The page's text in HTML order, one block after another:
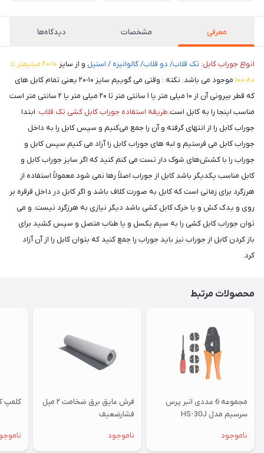
معرفی مشخصات دیدگاه‌ها
انواع جوراب کابل: تک قلاب/ دو قلاب/ گالوانیزه / استیل و از سایز
۱۰-۲۰ میلیمتر تا
۸۰-۱۰۰
موجود می باشد. نکته : وقتی می گوییم سایز ۱۰-۲۰ یعنی تمام کابل های
که قطر بیرونی آن از ۱۰ میلی متر یا ۱ سانتی متر تا ۲۰ میلی متر یا ۲ سانتی متر است
مناسب اینجا را به کابل است.طریقه استفاده جوراب کابل کشی تک قلاب: ابتدا
جوراب کابل را از انتهای گرفته و آن را جمع می‌کنیم و سپس کابل را به داخل
جوراب کابل می فرستیم و لبه های جوراب کابل را آزاد می کنیم.سپس کابل و
جوراب را با کشش‌های شوک دار تست می کنم کنید که اگر سایز جوراب کابل و
کابل مناسب یکدیگر باشد کابل از جوراب اصلاً رها نمی شود.معمولاً استفاده از
هرزگرد برای زمانی است که کابل به صورت کلاف باشد و اگر کابل در داخل قرقره بر
روی و یدک کش و یا خرک کابل کشی باشد دیگر نیازی به هرزگرد نیست. و می
توان جوراب کابل کشی را به سیم بکسل و یا طناب متصل و سپس کشید برای
باز کردن کابل از جوراب نیز باید جوراب را جمع کنید که بتوان کابل را از آن آزاد
کرد.
محصولات مرتبط
مجموعه 6 عددی انبر پرس
سرسیم مدل HS-30J
ناموجود
فرش عایق برق ضخامت ۲ میل
فشارضعیف
ناموجود
کلمپ